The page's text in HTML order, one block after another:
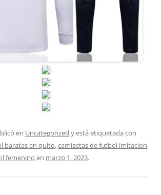
en Uncategorized y está etiquetada con
baratas en quito,camisetas de futbol imitacion,
femenino en marzo 1, 2023.